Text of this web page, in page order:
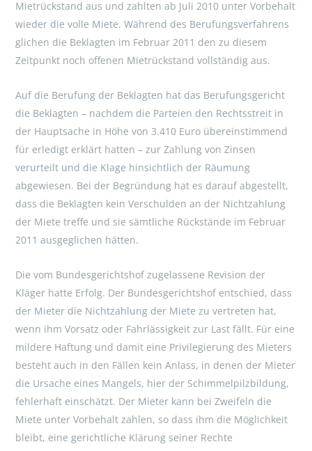
Mietrückstand aus und zahlten ab Juli 2010 unter Vorbehalt
wieder die volle Miete. Während des Berufungsverfahrens
glichen die Beklagten im Februar 2011 den zu diesem
Zeitpunkt noch offenen Mietrückstand vollständig aus.
Auf die Berufung der Beklagten hat das Berufungsgericht
die Beklagten – nachdem die Parteien den Rechtsstreit in
der Hauptsache in Höhe von 3.410 Euro übereinstimmend
für erledigt erklärt hatten – zur Zahlung von Zinsen
verurteilt und die Klage hinsichtlich der Räumung
abgewiesen. Bei der Begründung hat es darauf abgestellt,
dass die Beklagten kein Verschulden an der Nichtzahlung
der Miete treffe und sie sämtliche Rückstände im Februar
2011 ausgeglichen hätten.
Die vom Bundesgerichtshof zugelassene Revision der
Kläger hatte Erfolg. Der Bundesgerichtshof entschied, dass
der Mieter die Nichtzahlung der Miete zu vertreten hat,
wenn ihm Vorsatz oder Fahrlässigkeit zur Last fällt. Für eine
mildere Haftung und damit eine Privilegierung des Mieters
besteht auch in den Fällen kein Anlass, in denen der Mieter
die Ursache eines Mangels, hier der Schimmelpilzbildung,
fehlerhaft einschätzt. Der Mieter kann bei Zweifeln die
Miete unter Vorbehalt zahlen, so dass ihm die Möglichkeit
bleibt, eine gerichtliche Klärung seiner Rechte